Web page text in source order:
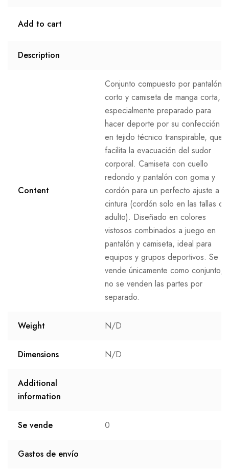
Add to cart
Description
Content
Conjunto compuesto por pantalón
corto y camiseta de manga corta,
especialmente preparado para
hacer deporte por su confección
en tejido técnico transpirable, que
facilita la evacuación del sudor
corporal. Camiseta con cuello
redondo y pantalón con goma y
cordón para un perfecto ajuste a la
cintura (cordón solo en las tallas de
adulto). Diseñado en colores
vistosos combinados a juego en
pantalón y camiseta, ideal para
equipos y grupos deportivos. Se
vende únicamente como conjunto,
no se venden las partes por
separado.
Weight N/D
Dimensions N/D
Additional
information
Se vende 0
Gastos de envío